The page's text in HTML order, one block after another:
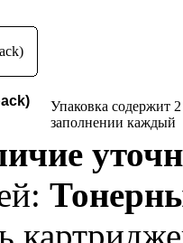
Упаковка содержит
заполнении каждый